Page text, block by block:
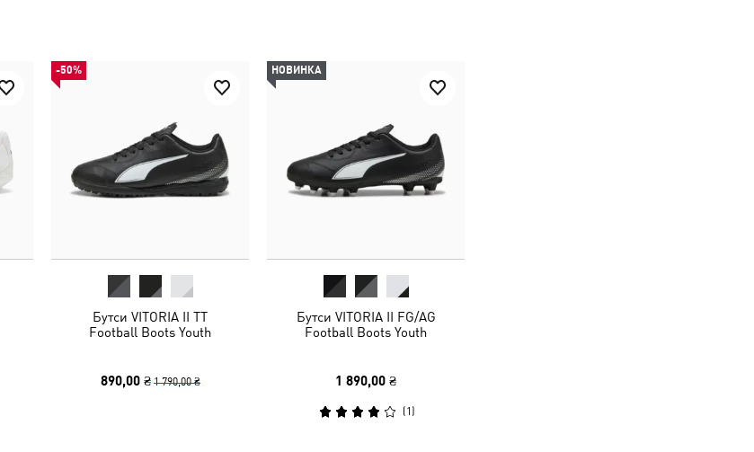
-50%
Бутси VITORIA II TT
Football Boots Youth
890,00 ₴ 1 790,00 ₴
НОВИНКА
Бутси VITORIA II FG/AG
Football Boots Youth
1 890,00 ₴
(1 )